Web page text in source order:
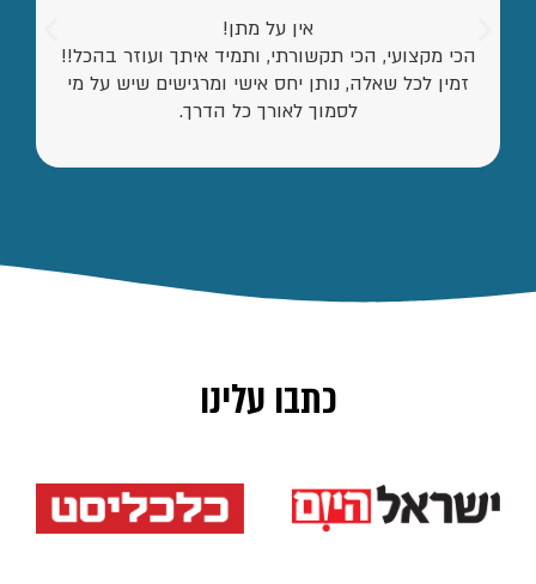
אין על מתן!
הכי מקצועי, הכי תקשורתי, ותמיד איתך ועוזר בהכל!!
זמין לכל שאלה, נותן יחס אישי ומרגישים שיש על מי
לסמוך לאורך כל הדרך.
כתבו עלינו